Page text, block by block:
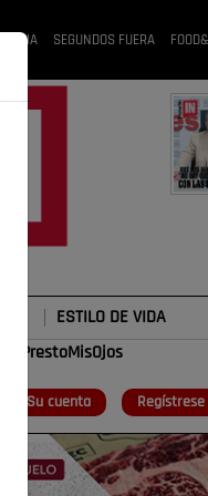
RUBIA SEGUNDOS FUERA
ESTILO DE VIDA
Su cuenta Regístrese